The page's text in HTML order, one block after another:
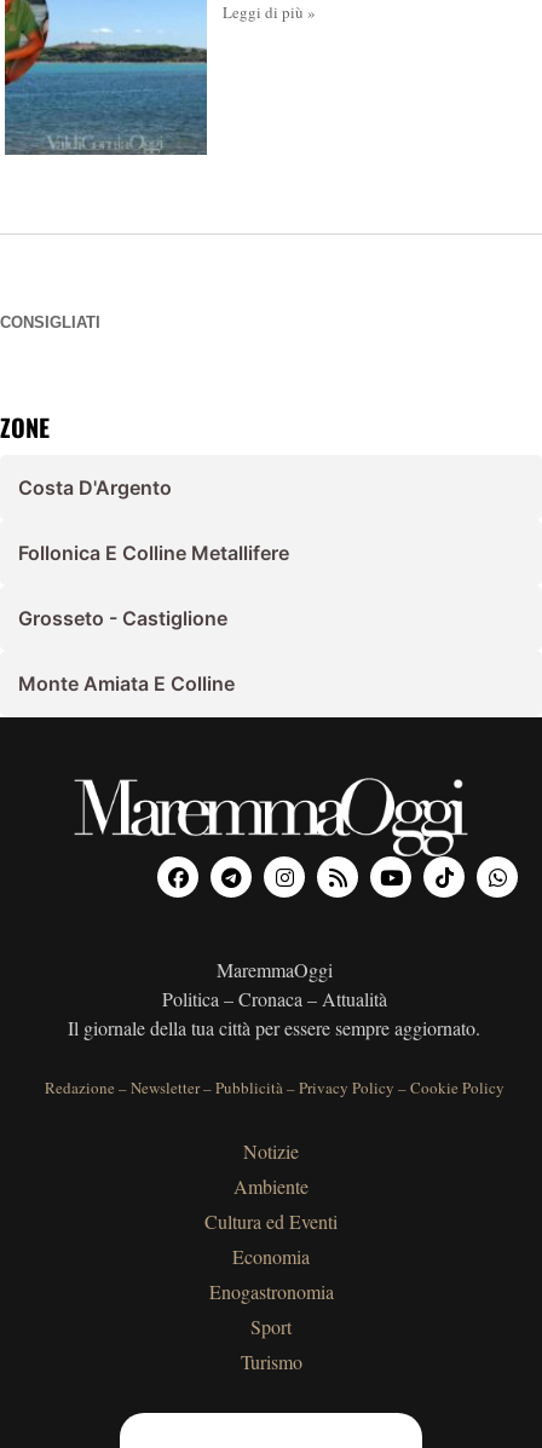
Leggi di più »
CONSIGLIATI
ZONE
Costa D'Argento
Follonica E Colline Metallifere
Grosseto - Castiglione
Monte Amiata E Colline
MaremmaOggi
Politica – Cronaca – Attualità
Il giornale della tua città per essere sempre aggiornato.
Redazione –Newsletter–Pubblicità–Privacy Policy –Cookie Policy
Notizie
Ambiente
Cultura ed Eventi
Economia
Enogastronomia
Sport
Turismo